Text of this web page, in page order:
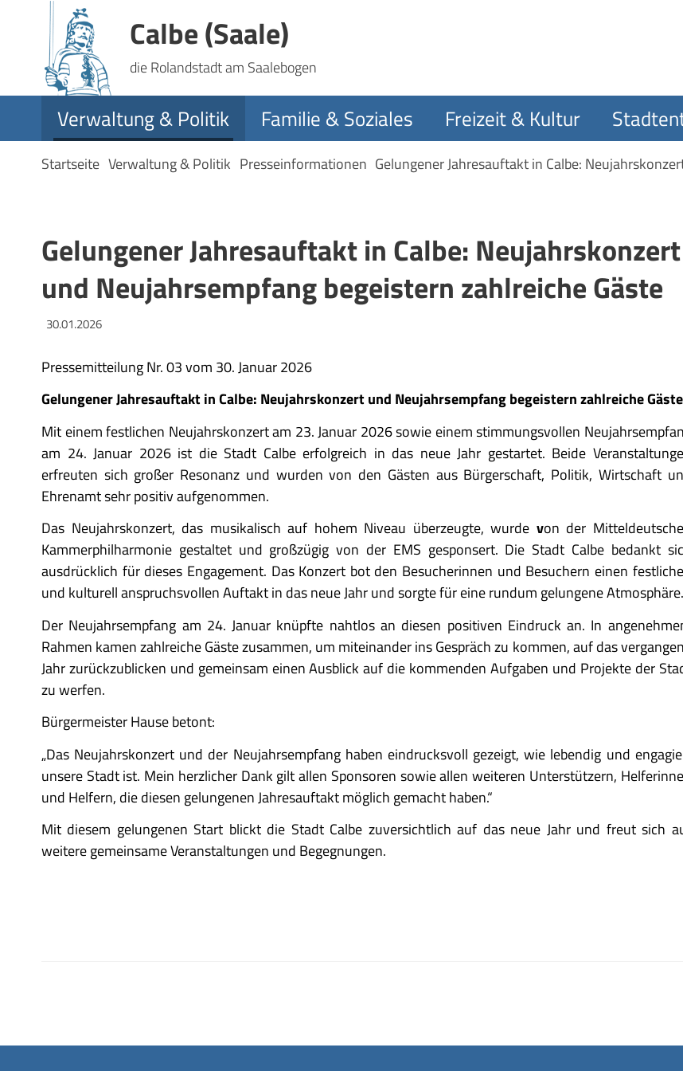
Calbe (Saale)
die Rolandstadt am Saalebogen
Verwaltung & Politik Familie & Soziales Freizeit & Kultur
Startseite Verwaltung & Politik Presseinformationen Gelungener Jahresauftakt in Calbe:
Gelungener Jahresauftakt in Calbe: Neujahrskonzert
und Neujahrsempfang begeistern zahlreiche Gäste
30.01.2026
Pressemitteilung Nr. 03 vom 30. Januar 2026
Gelungener Jahresauftakt in Calbe: Neujahrskonzert und Neujahrsempfang begeistern zahlreiche Gäste
Mit einem festlichen Neujahrskonzert am 23. Januar 2026 sowie einem stimmungsvollen
am 24. Januar 2026 ist die Stadt Calbe erfolgreich in das neue Jahr gestartet. Beide
erfreuten sich großer Resonanz und wurden von den Gästen aus Bürgerschaft, Politik, Wirtschaft
Ehrenamt sehr positiv aufgenommen.
Das Neujahrskonzert, das musikalisch auf hohem Niveau überzeugte, wurde von der
Kammerphilharmonie gestaltet und großzügig von der EMS gesponsert. Die Stadt Calbe bedankt
ausdrücklich für dieses Engagement. Das Konzert bot den Besucherinnen und Besuchern einen
und kulturell anspruchsvollen Auftakt in das neue Jahr und sorgte für eine rundum gelungene Atmosphäre.
Der Neujahrsempfang am 24. Januar knüpfte nahtlos an diesen positiven Eindruck an. In
Rahmen kamen zahlreiche Gäste zusammen, um miteinander ins Gespräch zu kommen, auf das
Jahr zurückzublicken und gemeinsam einen Ausblick auf die kommenden Aufgaben und Projekte der
zu werfen.
Bürgermeister Hause betont:
„Das Neujahrskonzert und der Neujahrsempfang haben eindrucksvoll gezeigt, wie lebendig und
unsere Stadt ist. Mein herzlicher Dank gilt allen Sponsoren sowie allen weiteren Unterstützern,
und Helfern, die diesen gelungenen Jahresauftakt möglich gemacht haben.“
Mit diesem gelungenen Start blickt die Stadt Calbe zuversichtlich auf das neue Jahr und freut sich
weitere gemeinsame Veranstaltungen und Begegnungen.